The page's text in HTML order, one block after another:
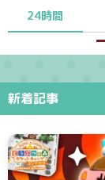
24時間
新着記事